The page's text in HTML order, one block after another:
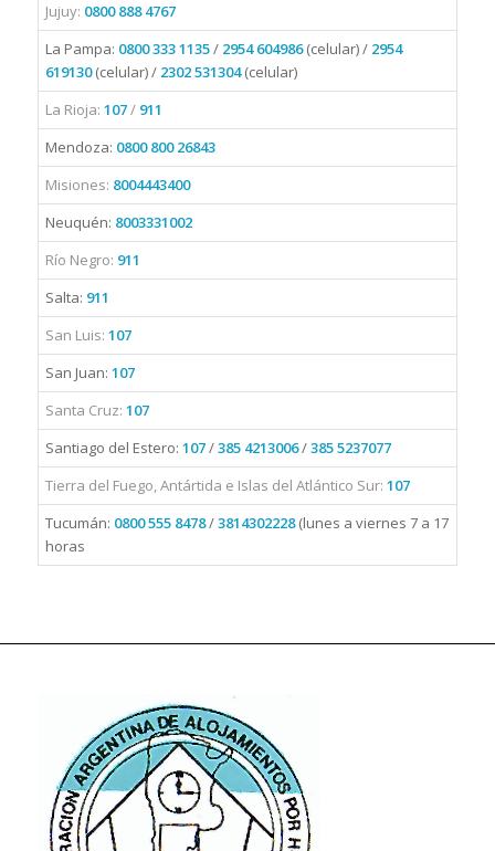
Jujuy: 0800 888 4767
La Pampa: 0800 333 1135/ 2954 604986(celular) / 2954
619130(celular) / 2302 531304(celular)
La Rioja:107/ 911
Mendoza: 0800 800 26843
Misiones: 8004443400
Neuquén: 8003331002
Río Negro: 911
Salta: 911
San Luis:107
San Juan:107
Santa Cruz:107
Santiago del Estero:107/385 4213006/385 5237077
Tierra del Fuego, Antártida e Islas del Atlántico Sur:107
Tucumán: 0800 555 8478/3814302228(lunes a viernes 7 a 17
horas